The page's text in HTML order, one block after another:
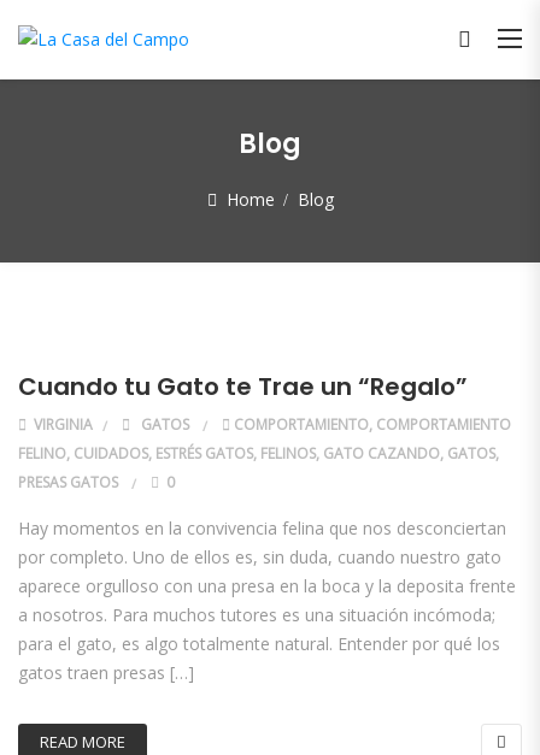
Blog
Home Blog
Cuando tu Gato te Trae un “Regalo”
VIRGINIA GATOS COMPORTAMIENTO, COMPORTAMIENTO
FELINO, CUIDADOS, ESTRÉS GATOS, FELINOS, GATO CAZANDO, GATOS,
PRESAS GATOS
0
Hay momentos en la convivencia felina que nos desconciertan
por completo. Uno de ellos es, sin duda, cuando nuestro gato
aparece orgulloso con una presa en la boca y la deposita frente
a nosotros. Para muchos tutores es una situación incómoda;
para el gato, es algo totalmente natural. Entender por qué los
gatos traen presas […]
READ MORE